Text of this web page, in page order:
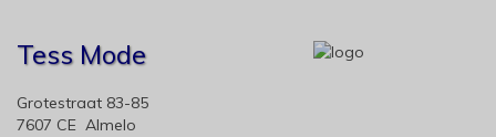
Tess Mode
Grotestraat 83-85
7607 CE Almelo